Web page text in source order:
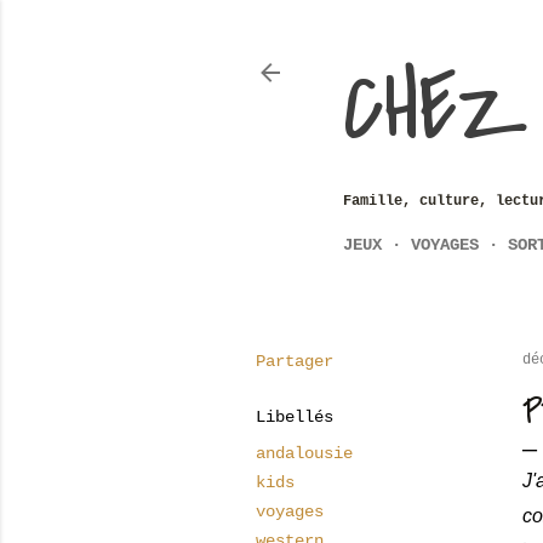
Famille, culture,
JEUX VOYAGES
Partager
Libellés
andalousie
kids
voyages